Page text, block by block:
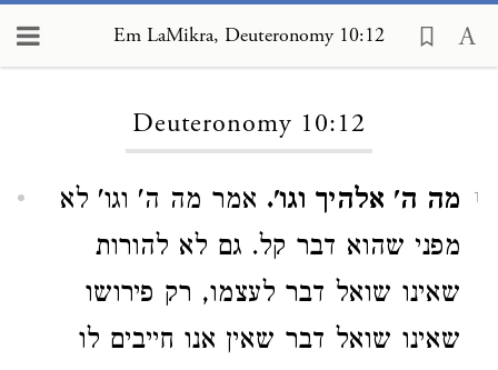
Em LaMikra, Deuteronomy 10:12
Deuteronomy 10:12
1 מה ה' אלהיך וגו'. אמר מה ה' וגו' לא
מפני שהוא דבר קל. גם לא להורות
שאינו שואל דבר לעצמו, רק פירושו
שאינו שואל דבר שאין אנו חייבים לו